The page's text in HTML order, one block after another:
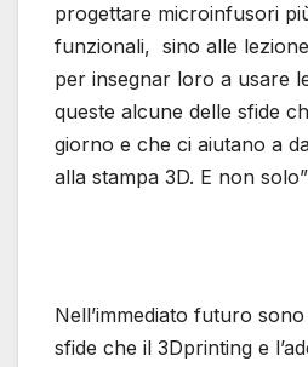
progettare microinfusori
funzionali, sino alle
per insegnar loro a usare
queste alcune delle sfide
giorno e che ci aiutano a
alla stampa 3D. E non
Nell’immediato futuro
sfide che il 3Dprinting e